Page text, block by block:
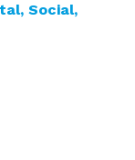
Social,